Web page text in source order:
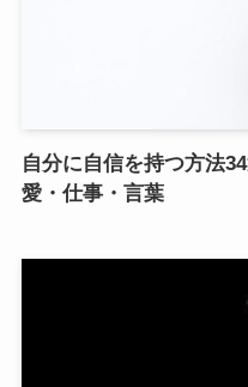
自分に自信を持つ方法
愛・仕事・言葉